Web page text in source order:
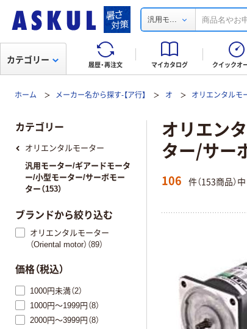
汎用モ...
履歴・再注文 マイカタログ クイックオ
カテゴリー
ホーム メーカー名から探す-【ア行】 オ オリエンタルモ
オリエン
ター/サー
106 件（153商品）中
カテゴリー
オリエンタルモーター
汎用モーター/ギアードモータ
ー/小型モーター/サーボモー
ター（153）
ブランドから絞り込む
オリエンタルモーター
（Oriental motor）（89）
価格（税込）
1000円未満（2）
1000円～1999円（8）
2000円～3999円（8）